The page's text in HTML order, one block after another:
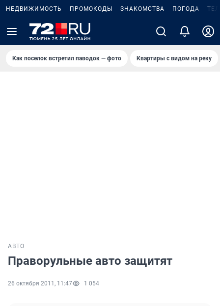
НЕДВИЖИМОСТЬ ПРОМОКОДЫ ЗНАКОМСТВА ПОГОДА
Как поселок встретил паводок — фото Квартиры с видом на реку
АВТО
Праворульные авто защитят
26 октября 2011, 11:47 1 054